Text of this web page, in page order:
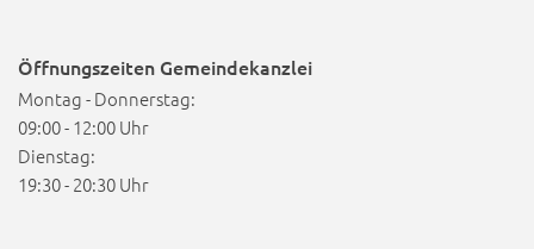
Öffnungszeiten Gemeindekanzlei
Montag - Donnerstag:
09:00 - 12:00 Uhr
Dienstag:
19:30 - 20:30 Uhr